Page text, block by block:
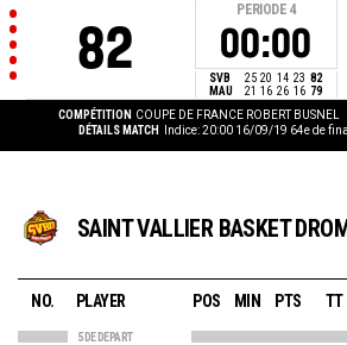
82
PERIODE 4
00:00
SVB 25 20 14 23 82
MAU
21 16 26 16 79
COMPÉTITION COUPE DE FRANCE ROBERT BUSNEL
DÉTAILS MATCH
Indice: 20:00 16/09/19 64e de
SAINT VALLIER BASKET
NO. PLAYER POS MIN PTS TT
5 DE DEPART